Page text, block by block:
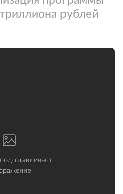
рублей